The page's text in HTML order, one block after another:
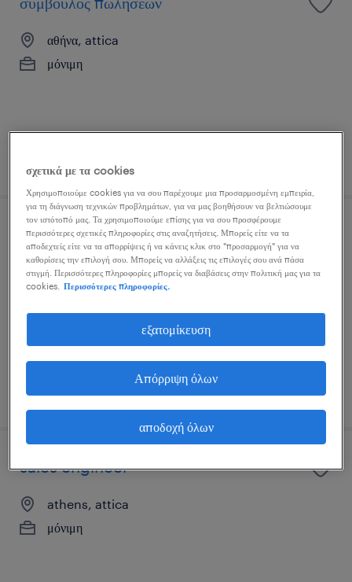
αθήνα, attica
μόνιμη
δημοσιεύτηκε 13 ιουλίου 2026
construction engineer
athens, attica
μόνιμη
δημοσιεύτηκε 20 ιουλίου 2026
sales engineer
athens, attica
μόνιμη
σχετικά με τα cookies
Χρησιμοποιούμε cookies για να σου παρέχουμε μια προσαρμοσμένη εμπειρία,
για τη διάγνωση τεχνικών προβλημάτων, για να μας βοηθήσουν να βελτιώσουμε
τον ιστότοπό μας. Τα χρησιμοποιούμε επίσης για να σου προσφέρουμε
περισσότερες σχετικές πληροφορίες στις αναζητήσεις. Μπορείς είτε να τα
αποδεχτείς είτε να τα απορρίψεις ή να κάνεις κλικ στο "προσαρμογή" για να
καθορίσεις την επιλογή σου. Μπορείς να αλλάξεις τις επιλογές σου ανά πάσα
στιγμή. Περισσότερες πληροφορίες μπορείς να διαβάσεις στην πολιτική μας για τα
cookies.
Περισσότερες πληροφορίες.
εξατομίκευση
Απόρριψη όλων
αποδοχή όλων